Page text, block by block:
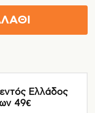
Ελλάδος
49€